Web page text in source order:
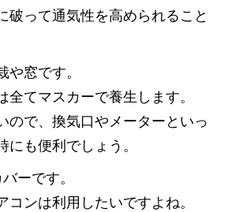
破って通気性を高められること
や窓です。
全てマスカーで養生します。
ので、換気口やメーターといっ
にも便利でしょう。
ーです。
コンは利用したいですよね。